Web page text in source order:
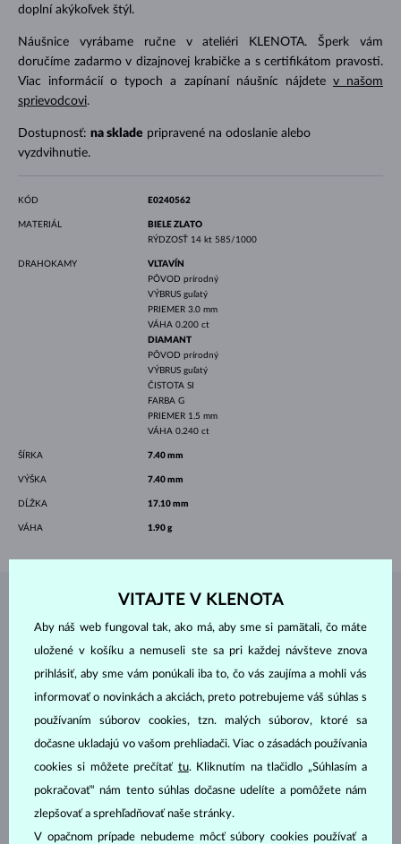
doplní akýkoľvek štýl.
Náušnice vyrábame ručne v ateliéri KLENOTA. Šperk vám
doručíme zadarmo v dizajnovej krabičke a s certifikátom pravosti.
Viac informácií o typoch a zapínaní náušníc nájdete v našom
sprievodcovi.
Dostupnosť: na sklade pripravené na odoslanie alebo
vyzdvihnutie.
KÓD E0240562
MATERIÁL
BIELE ZLATO
RÝDZOSŤ 14 kt 585/1000
DRAHOKAMY
VLTAVÍN
PÔVOD prírodný
VÝBRUS guľatý
PRIEMER 3.0 mm
VÁHA 0.200 ct
DIAMANT
PÔVOD prírodný
VÝBRUS guľatý
ČISTOTA SI
FARBA G
PRIEMER 1.5 mm
VÁHA 0.240 ct
ŠÍRKA 7.40 mm
VÝŠKA 7.40 mm
DĹŽKA 17.10 mm
VÁHA 1.90 g
ŠPERKY Z ATELIÉRU KLENOTA
VITAJTE V KLENOTA
Aby náš web fungoval tak, ako má, aby sme si pamätali, čo máte
uložené v košíku a nemuseli ste sa pri každej návšteve znova
prihlásiť, aby sme vám ponúkali iba to, čo vás zaujíma a mohli vás
informovať o novinkách a akciách, preto potrebujeme váš súhlas s
používaním súborov cookies, tzn. malých súborov, ktoré sa
dočasne ukladajú vo vašom prehliadači. Viac o zásadách používania
cookies si môžete prečítať tu. Kliknutím na tlačidlo „Súhlasím a
pokračovať“ nám tento súhlas dočasne udelíte a pomôžete nám
zlepšovať a sprehľadňovať naše stránky.
V opačnom prípade nebudeme môcť súbory cookies používať a